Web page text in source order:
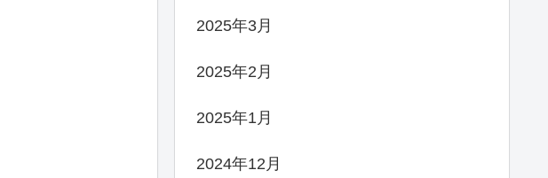
2025年3月
2025年2月
2025年1月
2024年12月